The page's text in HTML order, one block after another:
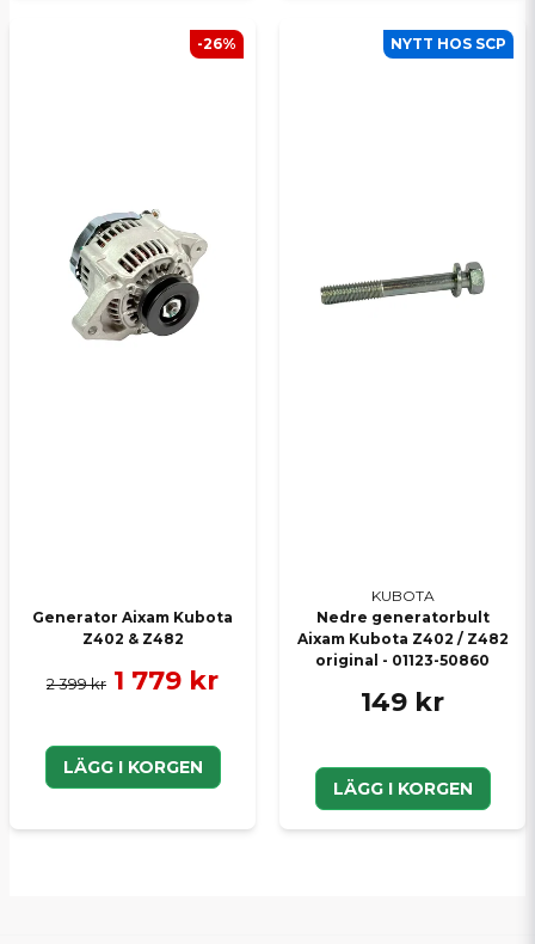
Generator Aixam Kubota
Z402 & Z482
2 399 kr 1 779 kr
LÄGG I KORGEN
-26%
KUBOTA
Nedre generatorbult
Aixam Kubota Z402 / Z482
original - 01123-50860
149 kr
LÄGG I KORGEN
NYTT HOS SCP